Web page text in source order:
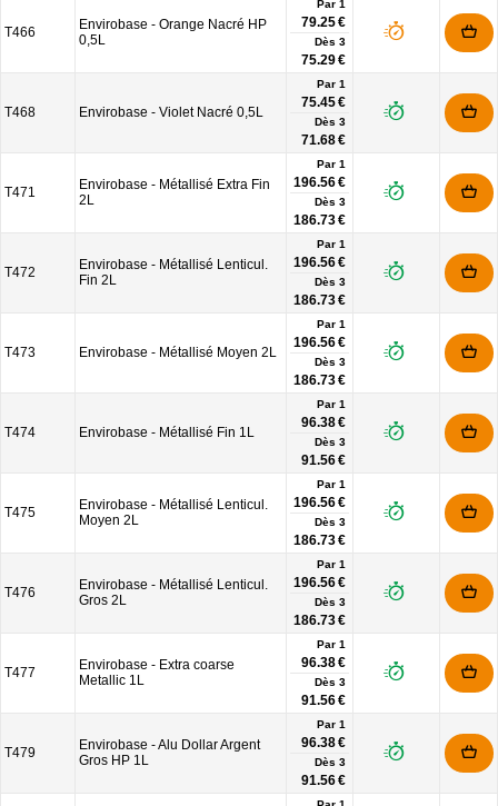
T466
Envirobase - Orange Nacré HP
0,5L
Par 1
79.25 €
Dès 3
75.29 €
T468 Envirobase - Violet Nacré 0,5L
Par 1
75.45 €
Dès 3
71.68 €
T471
Envirobase - Métallisé Extra Fin
2L
Par 1
196.56 €
Dès 3
186.73 €
T472
Envirobase - Métallisé Lenticul.
Fin 2L
Par 1
196.56 €
Dès 3
186.73 €
T473 Envirobase - Métallisé Moyen 2L
Par 1
196.56 €
Dès 3
186.73 €
T474 Envirobase - Métallisé Fin 1L
Par 1
96.38 €
Dès 3
91.56 €
T475
Envirobase - Métallisé Lenticul.
Moyen 2L
Par 1
196.56 €
Dès 3
186.73 €
T476
Envirobase - Métallisé Lenticul.
Gros 2L
Par 1
196.56 €
Dès 3
186.73 €
T477
Envirobase - Extra coarse
Metallic 1L
Par 1
96.38 €
Dès 3
91.56 €
T479
Envirobase - Alu Dollar Argent
Gros HP 1L
Par 1
96.38 €
Dès 3
91.56 €